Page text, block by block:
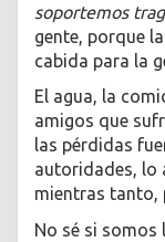
soportemos
gente, porque
cabida para la
El agua, la
amigos que
las pérdidas
autoridades, lo
mientras tanto,
No sé si somos